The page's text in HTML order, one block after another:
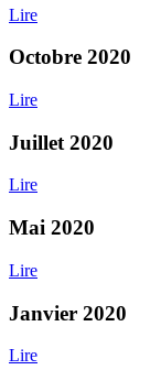
Lire
Octobre 2020
Lire
Juillet 2020
Lire
Mai 2020
Lire
Janvier 2020
Lire